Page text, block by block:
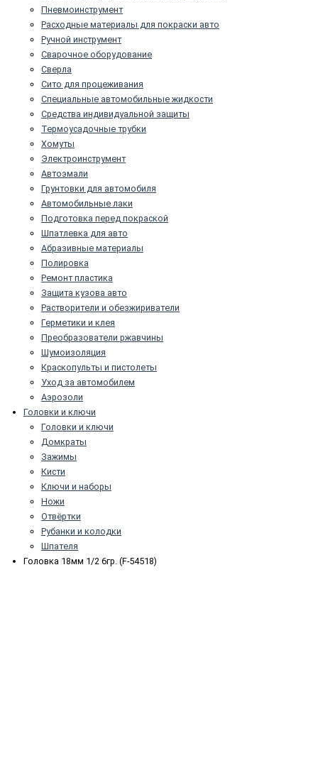
Пневмоинструмент
Расходные материалы для покраски авто
Ручной инструмент
Сварочное оборудование
Сверла
Сито для процеживания
Специальные автомобильные жидкости
Средства индивидуальной защиты
Термоусадочные трубки
Хомуты
Электроинструмент
Автоэмали
Грунтовки для автомобиля
Автомобильные лаки
Подготовка перед покраской
Шпатлевка для авто
Абразивные материалы
Полировка
Ремонт пластика
Защита кузова авто
Растворители и обезжириватели
Герметики и клея
Преобразователи ржавчины
Шумоизоляция
Краскопульты и пистолеты
Уход за автомобилем
Аэрозоли
Головки и ключи
Головки и ключи
Домкраты
Зажимы
Кисти
Ключи и наборы
Ножи
Отвёртки
Рубанки и колодки
Шпателя
Головка 18мм 1/2 6гр. (F-54518)